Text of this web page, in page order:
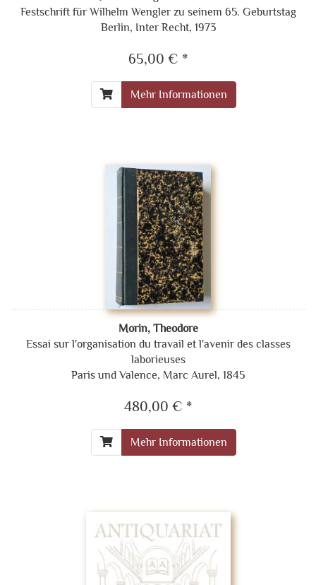
Festschrift für Wilhelm Wengler zu seinem 65. Geburtstag
Berlin, Inter Recht, 1973
65,00 € *
Mehr Informationen
Morin, Theodore
Essai sur l'organisation du travail et l'avenir des classes
laborieuses
Paris und Valence, Marc Aurel, 1845
480,00 € *
Mehr Informationen